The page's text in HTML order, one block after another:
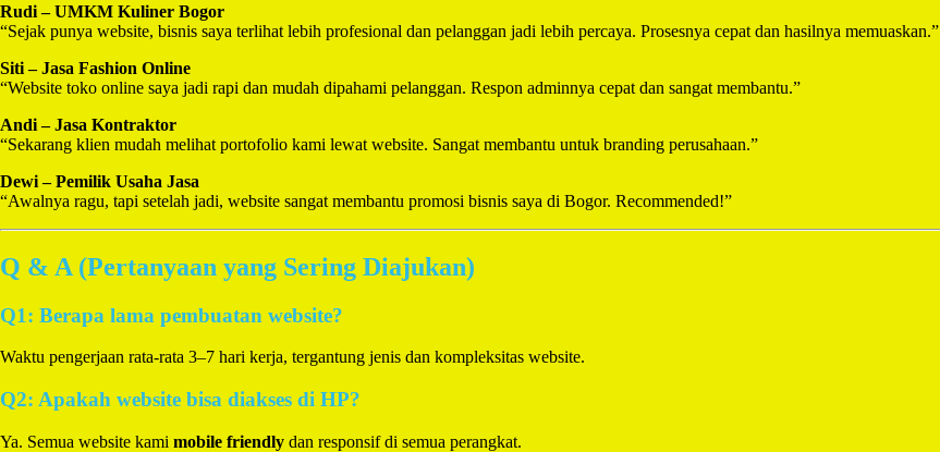
Rudi – UMKM Kuliner Bogor
“Sejak punya website, bisnis saya terlihat lebih profesional dan pelanggan jadi lebih percaya. Prosesnya cepat dan hasilnya memuaskan.”
Siti – Jasa Fashion Online
“Website toko online saya jadi rapi dan mudah dipahami pelanggan. Respon adminnya cepat dan sangat membantu.”
Andi – Jasa Kontraktor
“Sekarang klien mudah melihat portofolio kami lewat website. Sangat membantu untuk branding perusahaan.”
Dewi – Pemilik Usaha Jasa
“Awalnya ragu, tapi setelah jadi, website sangat membantu promosi bisnis saya di Bogor. Recommended!”
Q & A (Pertanyaan yang Sering Diajukan)
Q1: Berapa lama pembuatan website?
Waktu pengerjaan rata-rata 3–7 hari kerja, tergantung jenis dan kompleksitas website.
Q2: Apakah website bisa diakses di HP?
Ya. Semua website kami mobile friendly dan responsif di semua perangkat.